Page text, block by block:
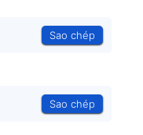
Sao chép
Sao chép